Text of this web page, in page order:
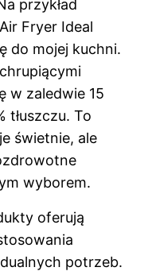
przykład
Fryer Ideal
do mojej kuchni.
w zaledwie 15
tłuszczu. To
świetnie, ale
wyborem.
oferują
potrzeb.